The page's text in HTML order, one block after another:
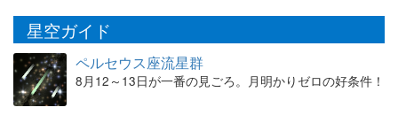
星空ガイド
ペルセウス座流星群
8月12～13日が一番の見ごろ。月明かりゼロの好条件！